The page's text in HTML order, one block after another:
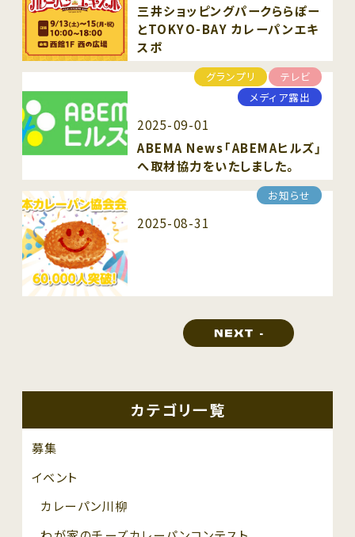
三井ショッピングパークららぽー
とTOKYO-BAY カレーパンエキ
スポ
グランプリ
テレビ
メディア露出
2025-09-01
ABEMA News「ABEMAヒルズ」
へ取材協力をいたしました。
お知らせ
2025-08-31
カテゴリ一覧
募集
イベント
カレーパン川柳